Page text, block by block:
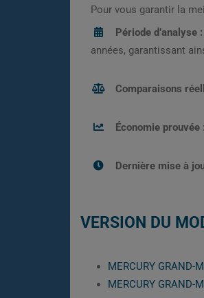
Pour vous garantir la
Période d’analyse :
années, garantissant
Comparaisons
Économie prouvée :
Dernière mise à
VERSION DU
MERCURY GRAND-
MERCURY GRAND-